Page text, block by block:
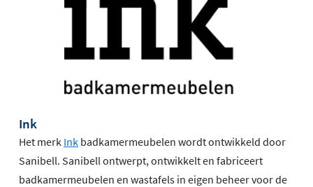
Ink
Het merk Ink badkamermeubelen wordt ontwikkeld door
Sanibell. Sanibell ontwerpt, ontwikkelt en fabriceert
badkamermeubelen en wastafels in eigen beheer voor de